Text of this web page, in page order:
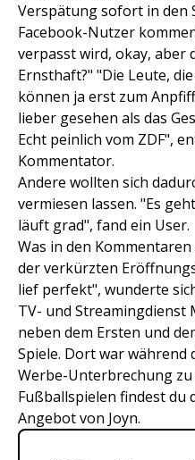
Verspätung sofort in den
Facebook-Nutzer
verpasst wird, okay, aber
Ernsthaft?" "Die Leute,
können ja erst zum
lieber gesehen als das
Echt peinlich vom ZDF",
Kommentator.
Andere wollten sich
vermiesen lassen. "Es
läuft grad", fand ein User.
Was in den
der verkürzten
lief perfekt", wunderte
TV- und
neben dem Ersten und
Spiele. Dort war
Werbe-Unterbrechung zu
Fußballspielen findest du
Angebot von Joyn.